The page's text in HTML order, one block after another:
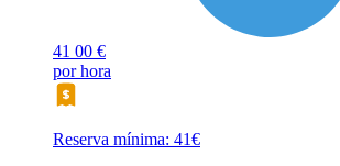
41 00 €
por hora
Reserva mínima: 41€